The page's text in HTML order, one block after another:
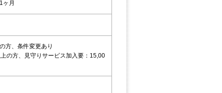
月
方、条件変更あり
の方、見守りサービス加入要：15,00